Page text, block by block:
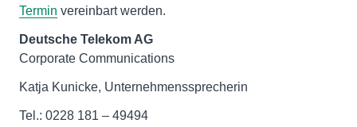
Termin vereinbart werden.
Deutsche Telekom AG
Corporate Communications
Katja Kunicke, Unternehmenssprecherin
Tel.: 0228 181 – 49494